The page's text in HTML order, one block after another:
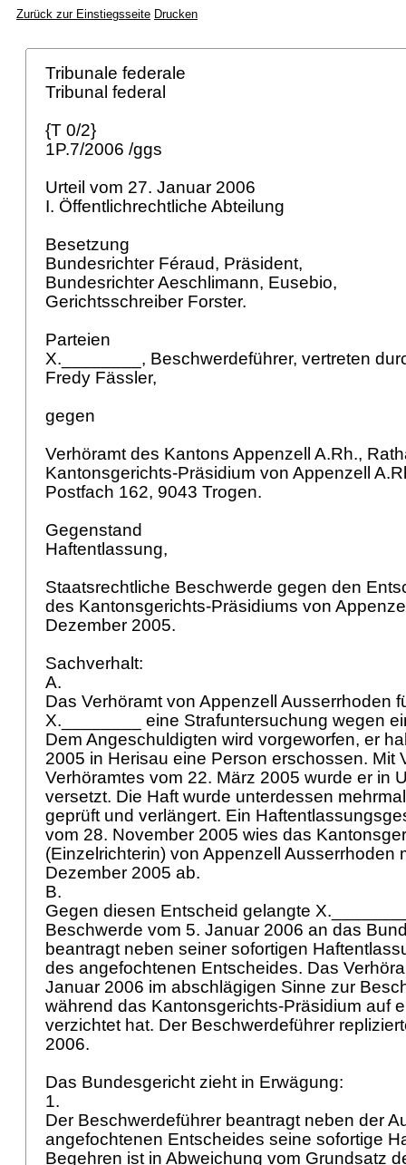
Zurück zur Einstiegsseite Drucken
Tribunale federale
Tribunal federal
{T 0/2}
1P.7/2006 /ggs
Urteil vom 27. Januar 2006
I. Öffentlichrechtliche Abteilung
Besetzung
Bundesrichter Féraud, Präsident,
Bundesrichter Aeschlimann, Eusebio,
Gerichtsschreiber Forster.
Parteien
X.________, Beschwerdeführer, vertreten
Fredy Fässler,
gegen
Verhöramt des Kantons Appenzell A.Rh.,
Kantonsgerichts-Präsidium von Appenzell
Postfach 162, 9043 Trogen.
Gegenstand
Haftentlassung,
Staatsrechtliche Beschwerde gegen den
des Kantonsgerichts-Präsidiums von
Dezember 2005.
Sachverhalt:
A.
Das Verhöramt von Appenzell Ausserrhoden
X.________ eine Strafuntersuchung wegen
Dem Angeschuldigten wird vorgeworfen, er
2005 in Herisau eine Person erschossen. Mit
Verhöramtes vom 22. März 2005 wurde er in
versetzt. Die Haft wurde unterdessen
geprüft und verlängert. Ein
vom 28. November 2005 wies das
(Einzelrichterin) von Appenzell Ausserrhoden
Dezember 2005 ab.
B.
Gegen diesen Entscheid gelangte
Beschwerde vom 5. Januar 2006 an das
beantragt neben seiner sofortigen
des angefochtenen Entscheides. Das
Januar 2006 im abschlägigen Sinne zur
während das Kantonsgerichts-Präsidium auf
verzichtet hat. Der Beschwerdeführer
2006.
Das Bundesgericht zieht in Erwägung:
1.
Der Beschwerdeführer beantragt neben der
angefochtenen Entscheides seine sofortige
Begehren ist in Abweichung vom Grundsatz